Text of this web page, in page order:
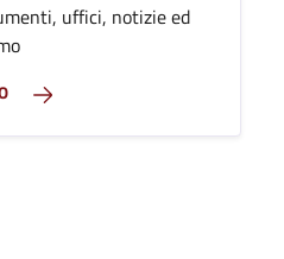
uffici, notizie ed